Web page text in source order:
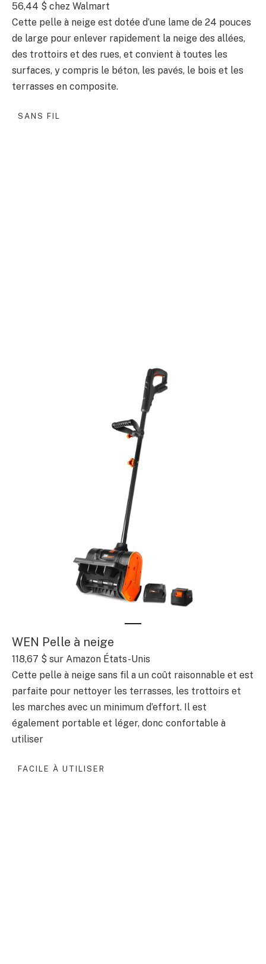
56,44 $ chez Walmart
Cette pelle à neige est dotée d’une lame de 24 pouces
de large pour enlever rapidement la neige des allées,
des trottoirs et des rues, et convient à toutes les
surfaces, y compris le béton, les pavés, le bois et les
terrasses en composite.
SANS FIL
WEN Pelle à neige
118,67 $ sur Amazon États-Unis
Cette pelle à neige sans fil a un coût raisonnable et est
parfaite pour nettoyer les terrasses, les trottoirs et
les marches avec un minimum d’effort. Il est
également portable et léger, donc confortable à
utiliser
FACILE À UTILISER